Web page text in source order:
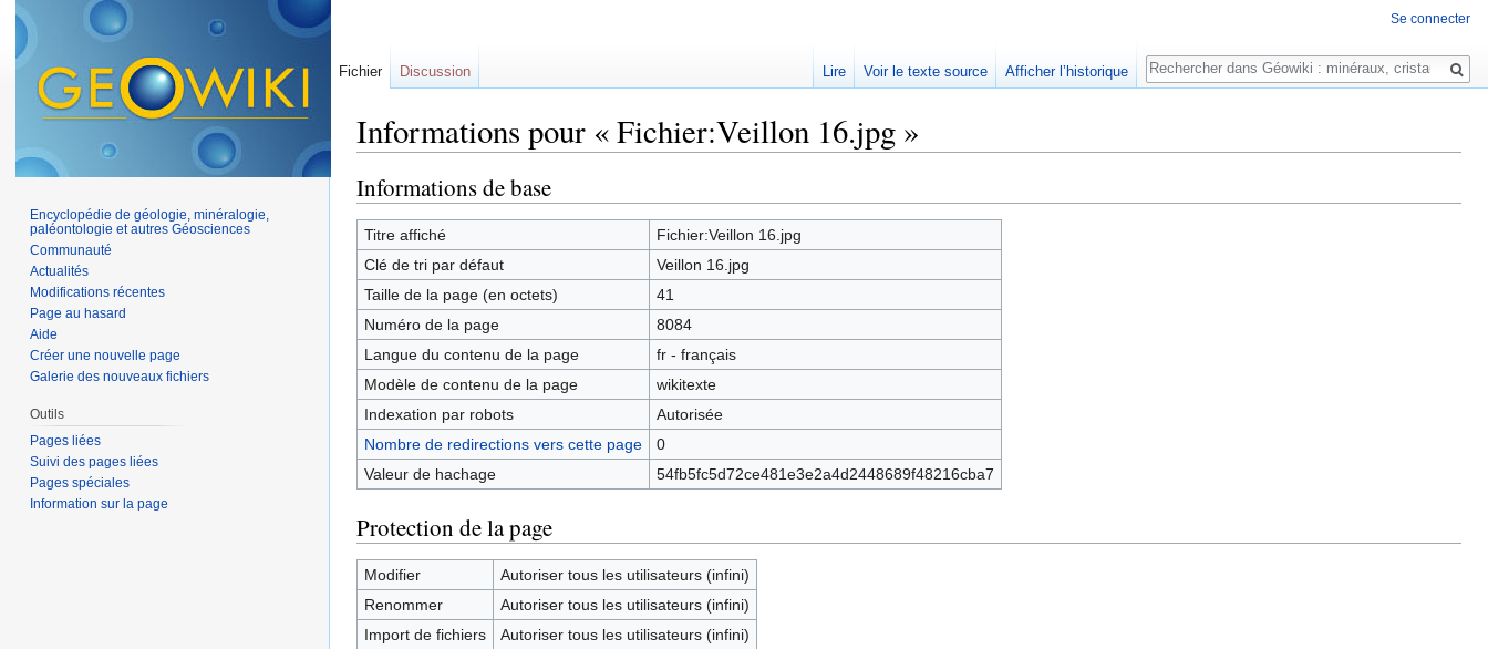
Informations pour « Fichier:Veillon 16.jpg »
Informations de base
Titre affiché
Fichier:Veillon 16.jpg
Clé de tri par défaut
Veillon 16.jpg
Taille de la page (en octets)
41
Numéro de la page
8084
Langue du contenu de la page
fr - français
Modèle de contenu de la page
wikitexte
Indexation par robots
Autorisée
Nombre de redirections vers cette page
0
Valeur de hachage
54fb5fc5d72ce481e3e2a4d2448689f48216cba7
Protection de la page
Modifier
Autoriser tous les utilisateurs (infini)
Renommer
Autoriser tous les utilisateurs (infini)
Import de fichiers
Autoriser tous les utilisateurs (infini)
Se connecter
Fichier Discussion Lire Voir le texte source Afficher l’historique
Rechercher
Encyclopédie de géologie, minéralogie,
paléontologie et autres Géosciences
Communauté
Actualités
Modifications récentes
Page au hasard
Aide
Créer une nouvelle page
Galerie des nouveaux fichiers
Outils
Pages liées
Suivi des pages liées
Pages spéciales
Information sur la page